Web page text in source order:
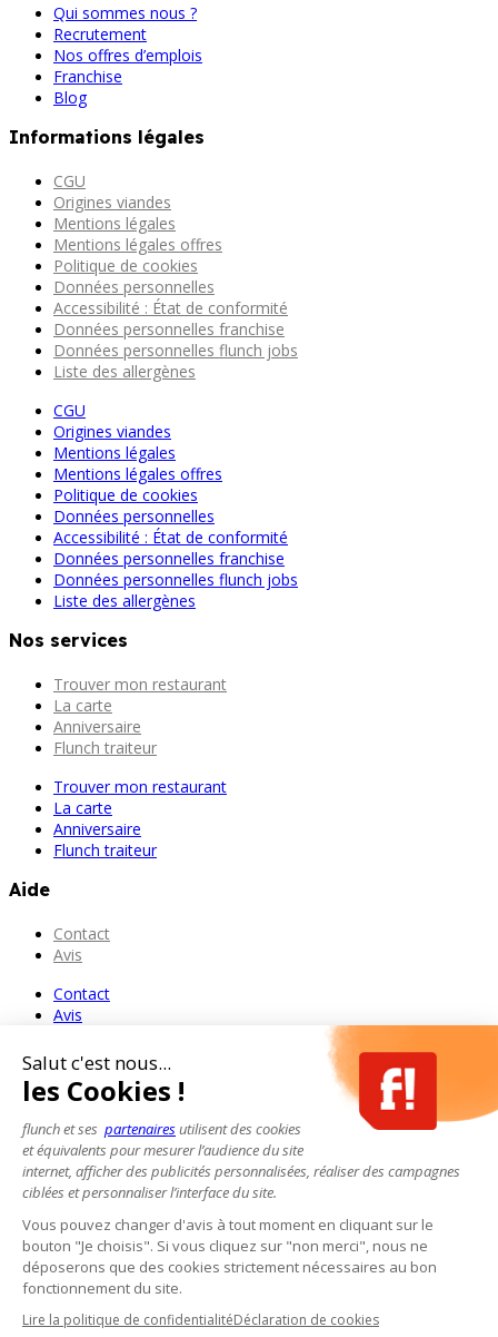
Qui sommes nous ?
Recrutement
Nos offres d’emplois
Franchise
Blog
Informations légales
CGU
Origines viandes
Mentions légales
Mentions légales offres
Politique de cookies
Données personnelles
Accessibilité : État de conformité
Données personnelles franchise
Données personnelles flunch jobs
Liste des allergènes
CGU
Origines viandes
Mentions légales
Mentions légales offres
Politique de cookies
Données personnelles
Accessibilité : État de conformité
Données personnelles franchise
Données personnelles flunch jobs
Liste des allergènes
Nos services
Trouver mon restaurant
La carte
Anniversaire
Flunch traiteur
Trouver mon restaurant
La carte
Anniversaire
Flunch traiteur
Aide
Contact
Avis
Contact
Avis
Salut c'est nous...
les Cookies !
flunch et ses partenairesutilisent des cookies
et équivalents pour mesurer l’audience du site
internet, afficher des publicités personnalisées, réaliser des campagnes
ciblées et personnaliser l’interface du site.
Vous pouvez changer d'avis à tout moment en cliquant sur le
bouton "Je choisis". Si vous cliquez sur "non merci", nous ne
déposerons que des cookies strictement nécessaires au bon
fonctionnement du site.
Lire la politique de confidentialitéDéclaration de cookies